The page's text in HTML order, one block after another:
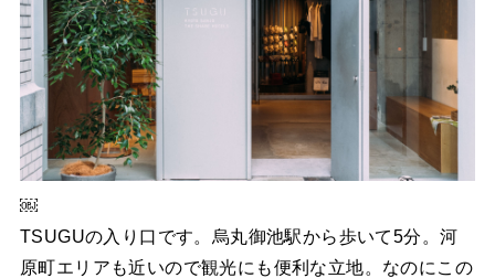
￼
TSUGUの入り口です。烏丸御池駅から歩いて5分。河
原町エリアも近いので観光にも便利な立地。なのにこの